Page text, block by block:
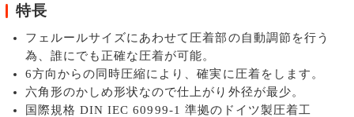
特長
フェルールサイズにあわせて圧着部の自動調節を行う
為、誰にでも正確な圧着が可能。
6方向からの同時圧縮により、確実に圧着をします。
六角形のかしめ形状なので仕上がり外径が最少。
国際規格 DIN IEC 60999-1 準拠のドイツ製圧着工